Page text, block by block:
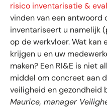
risico inventarisatie &
vinden van een antwoord
inventariseert u namelijk
op de werkvloer. Wat kan
krijgen u en uw
maken? Een RI&E is niet
middel om concreet aan
veiligheid en gezondheid
Maurice, manager